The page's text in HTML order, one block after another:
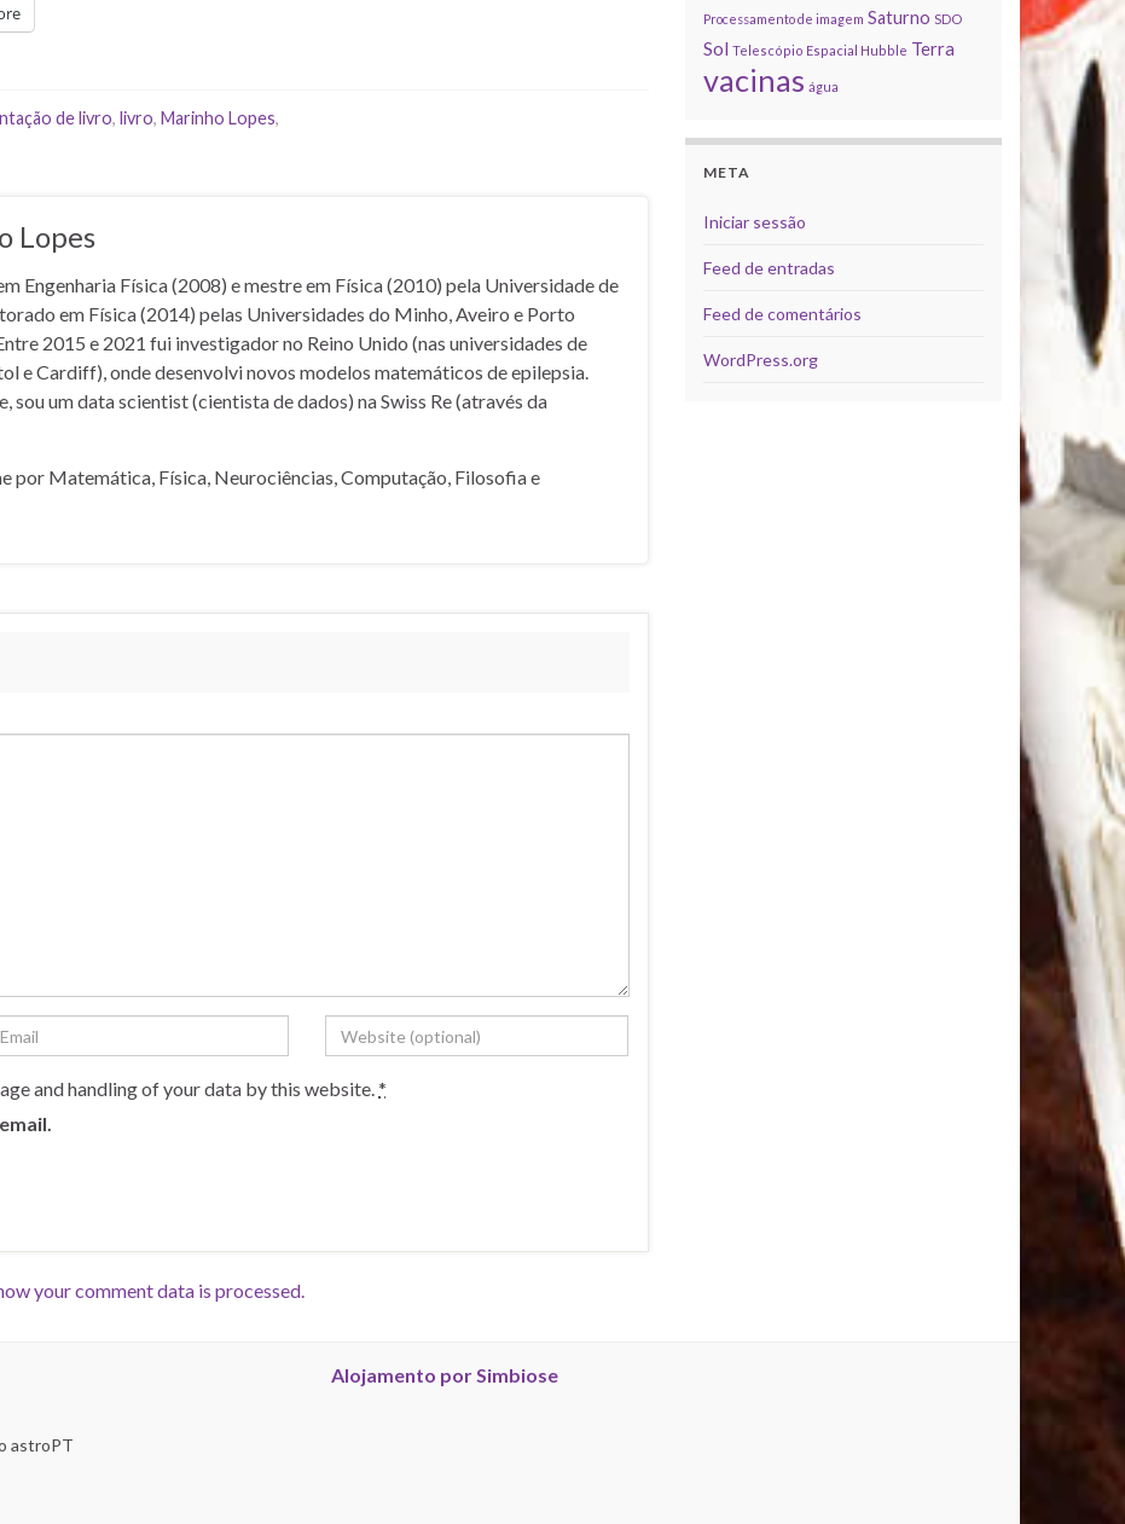
de livro, livro, Marinho Lopes,
Lopes
Engenharia Física (2008) e mestre em Física (2010) pela Universidade de
em Física (2014) pelas Universidades do Minho, Aveiro e Porto
2015 e 2021 fui investigador no Reino Unido (nas universidades de
e Cardiff), onde desenvolvi novos modelos matemáticos de epilepsia.
sou um data scientist (cientista de dados) na Swiss Re (através da
por Matemática, Física, Neurociências, Computação, Filosofia e
and handling of your data by this website.*
your comment data is processed.
Processamento de imagem Saturno SDO
Sol Telescópio Espacial Hubble Terra
vacinas água
META
Iniciar sessão
Feed de entradas
Feed de comentários
WordPress.org
astroPT
Alojamento por Simbiose